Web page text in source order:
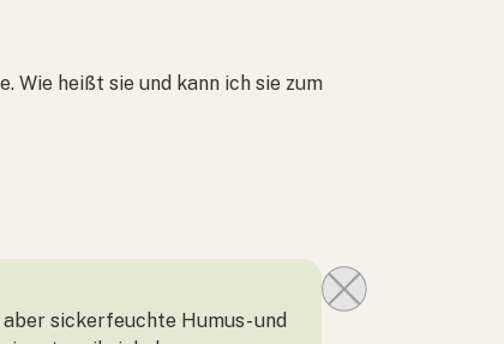
Wie heißt sie und kann ich sie zum
sickerfeuchte Humus- und